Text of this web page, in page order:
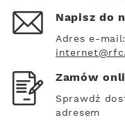
Napisz do
Adres e-mail:
Zamów
Sprawdź
adresem